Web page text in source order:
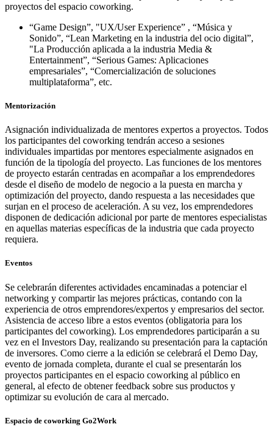
proyectos del espacio coworking.
“Game Design”, "UX/User Experience” , “Música y
Sonido”, “Lean Marketing en la industria del ocio digital”,
"La Producción aplicada a la industria Media &
Entertainment”, “Serious Games: Aplicaciones
empresariales”, “Comercialización de soluciones
multiplataforma”, etc.
Mentorización
Asignación individualizada de mentores expertos a proyectos. Todos
los participantes del coworking tendrán acceso a sesiones
individuales impartidas por mentores especialmente asignados en
función de la tipología del proyecto. Las funciones de los mentores
de proyecto estarán centradas en acompañar a los emprendedores
desde el diseño de modelo de negocio a la puesta en marcha y
optimización del proyecto, dando respuesta a las necesidades que
surjan en el proceso de aceleración. A su vez, los emprendedores
disponen de dedicación adicional por parte de mentores especialistas
en aquellas materias específicas de la industria que cada proyecto
requiera.
Eventos
Se celebrarán diferentes actividades encaminadas a potenciar el
networking y compartir las mejores prácticas, contando con la
experiencia de otros emprendores/expertos y empresarios del sector.
Asistencia de acceso libre a estos eventos (obligatoria para los
participantes del coworking). Los emprendedores participarán a su
vez en el Investors Day, realizando su presentación para la captación
de inversores. Como cierre a la edición se celebrará el Demo Day,
evento de jornada completa, durante el cual se presentarán los
proyectos participantes en el espacio coworking al público en
general, al efecto de obtener feedback sobre sus productos y
optimizar su evolución de cara al mercado.
Espacio de coworking Go2Work